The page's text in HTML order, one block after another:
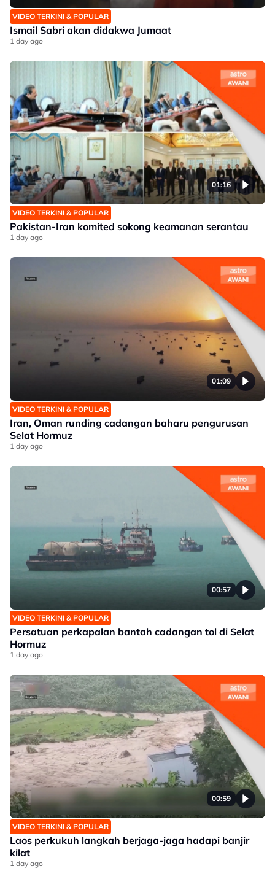
VIDEO TERKINI & POPULAR
Ismail Sabri akan didakwa Jumaat
1 day ago
01:16
VIDEO TERKINI & POPULAR
Pakistan-Iran komited sokong keamanan serantau
1 day ago
01:09
VIDEO TERKINI & POPULAR
Iran, Oman runding cadangan baharu pengurusan
Selat Hormuz
1 day ago
00:57
VIDEO TERKINI & POPULAR
Persatuan perkapalan bantah cadangan tol di Selat
Hormuz
1 day ago
00:59
VIDEO TERKINI & POPULAR
Laos perkukuh langkah berjaga-jaga hadapi banjir
kilat
1 day ago